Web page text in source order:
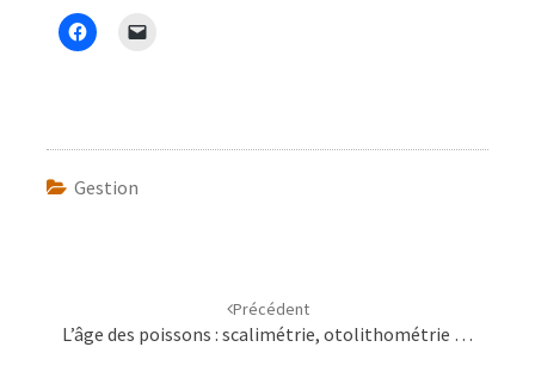
Gestion
Précédent
L’âge des poissons : scalimétrie, otolithométrie …